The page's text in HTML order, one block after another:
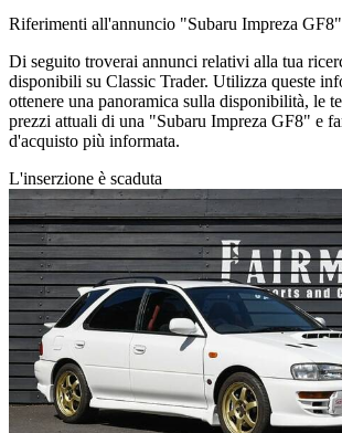
Riferimenti all'annuncio "Subaru Impreza
Di seguito troverai annunci relativi alla tua
disponibili su Classic Trader. Utilizza queste
ottenere una panoramica sulla disponibilità, le
prezzi attuali di una "Subaru Impreza GF8" e
d'acquisto più informata.
L'inserzione è scaduta